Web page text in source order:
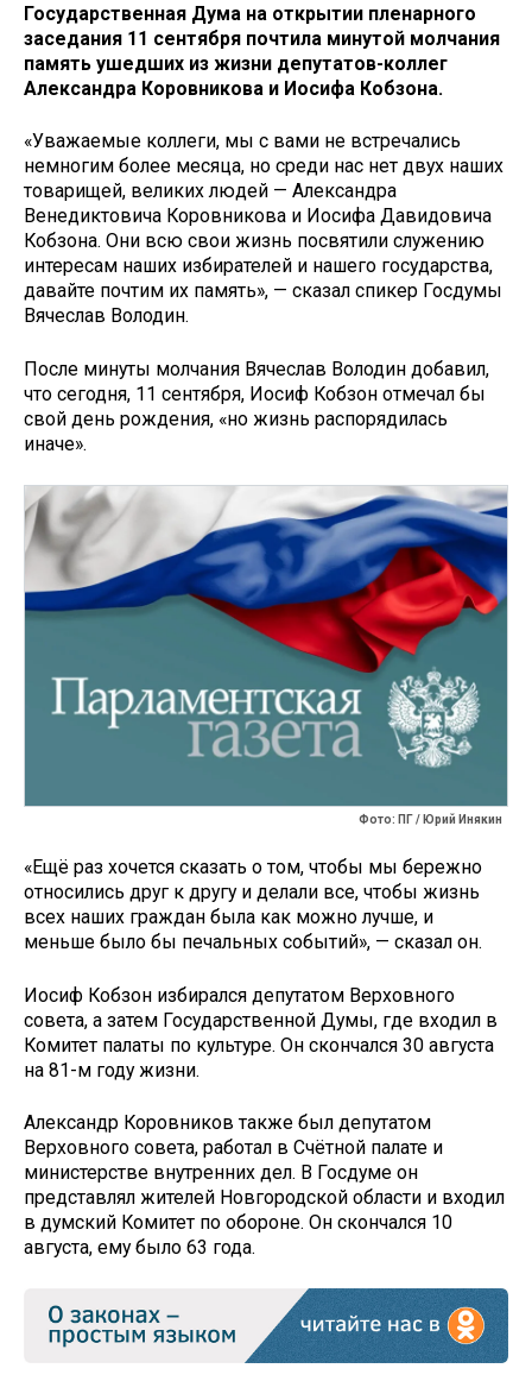
Государственная Дума на открытии пленарного
заседания 11 сентября почтила минутой молчания
память ушедших из жизни депутатов-коллег
Александра Коровникова и Иосифа Кобзона.
«Уважаемые коллеги, мы с вами не встречались
немногим более месяца, но среди нас нет двух наших
товарищей, великих людей — Александра
Венедиктовича Коровникова и Иосифа Давидовича
Кобзона. Они всю свои жизнь посвятили служению
интересам наших избирателей и нашего государства,
давайте почтим их память», — сказал спикер Госдумы
Вячеслав Володин.
После минуты молчания Вячеслав Володин добавил,
что сегодня, 11 сентября, Иосиф Кобзон отмечал бы
свой день рождения, «но жизнь распорядилась
иначе».
Фото: ПГ / Юрий Инякин
«Ещё раз хочется сказать о том, чтобы мы бережно
относились друг к другу и делали все, чтобы жизнь
всех наших граждан была как можно лучше, и
меньше было бы печальных событий», — сказал он.
Иосиф Кобзон избирался депутатом Верховного
совета, а затем Государственной Думы, где входил в
Комитет палаты по культуре. Он скончался 30 августа
на 81-м году жизни.
Александр Коровников также был депутатом
Верховного совета, работал в Счётной палате и
министерстве внутренних дел. В Госдуме он
представлял жителей Новгородской области и входил
в думский Комитет по обороне. Он скончался 10
августа, ему было 63 года.